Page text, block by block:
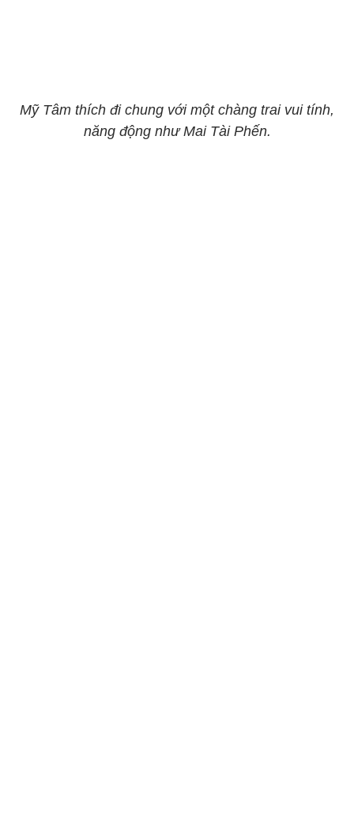
Mỹ Tâm thích đi chung với một chàng trai vui tính,
năng động như Mai Tài Phến.